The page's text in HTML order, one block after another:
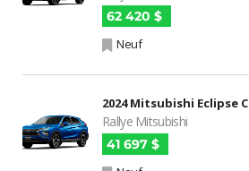
62 420 $
Neuf
2024 Mitsubishi Eclipse
Rallye Mitsubishi
41 697 $